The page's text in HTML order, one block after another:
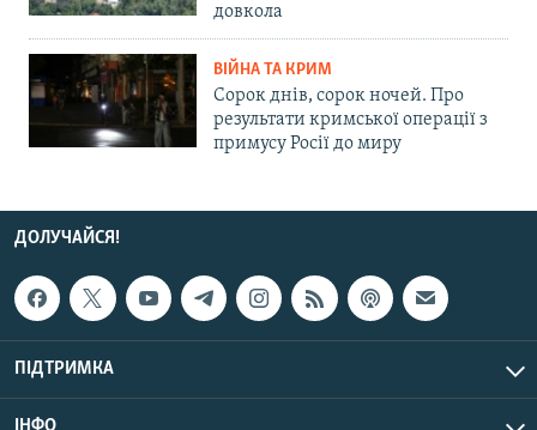
довкола
ВІЙНА ТА КРИМ
Сорок днів, сорок ночей. Про
результати кримської операції з
примусу Росії до миру
ДОЛУЧАЙСЯ!
ПІДТРИМКА